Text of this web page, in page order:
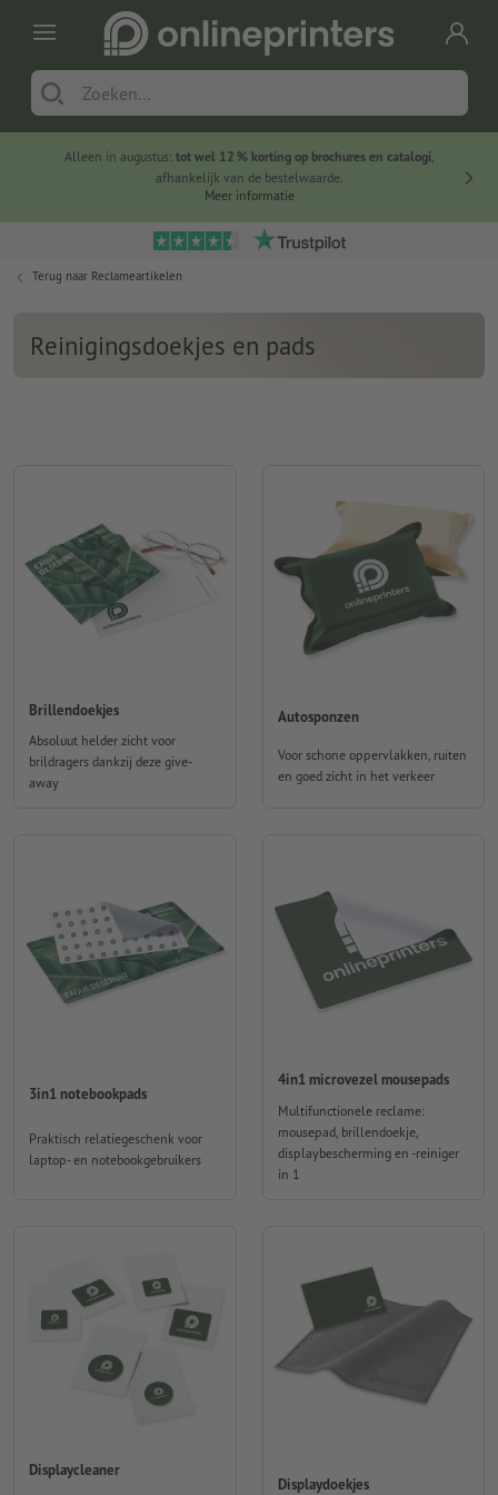
Alleen in augustus: tot wel 12 % korting op brochures en catalogi,
afhankelijk van de bestelwaarde.
Meer informatie
Terug naar Reclameartikelen
Reinigingsdoekjes en pads
Brillendoekjes
Absoluut helder zicht voor
brildragers dankzij deze give-
away
Autosponzen
Voor schone oppervlakken, ruiten
en goed zicht in het verkeer
3in1 notebookpads
Praktisch relatiegeschenk voor
laptop- en notebookgebruikers
4in1 microvezel mousepads
Multifunctionele reclame:
mousepad, brillendoekje,
displaybescherming en -reiniger
in 1
Displaycleaner
Displaydoekjes